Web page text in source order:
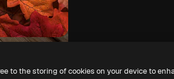
to the storing of cookies on your device to